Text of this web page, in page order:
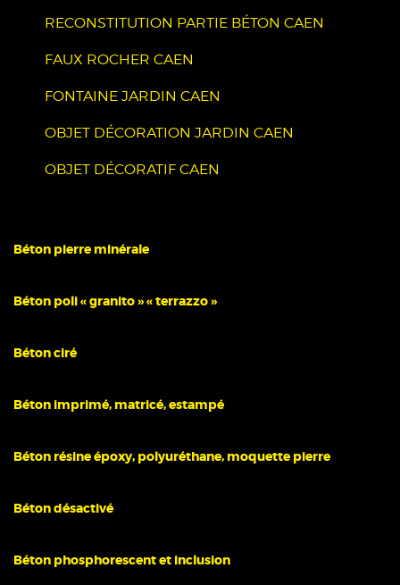
RECONSTITUTION PARTIE BÉTON CAEN
FAUX ROCHER CAEN
FONTAINE JARDIN CAEN
OBJET DÉCORATION JARDIN CAEN
OBJET DÉCORATIF CAEN
Béton pierre minérale
Béton poli « granito » « terrazzo »
Béton ciré
Béton imprimé, matricé, estampé
Béton résine époxy, polyuréthane, moquette pierre
Béton désactivé
Béton phosphorescent et inclusion